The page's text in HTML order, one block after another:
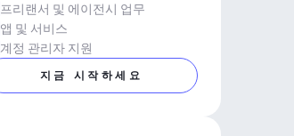
프리랜서 및 에이전시 업무
앱 및 서비스
계정 관리자 지원
지금 시작하세요